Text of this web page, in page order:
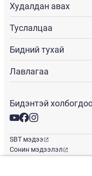
Худалдан авах
Туслалцаа
Бидний тухай
Лавлагаа
Бидэнтэй
SBT мэдээ
Сонин мэдээлэл